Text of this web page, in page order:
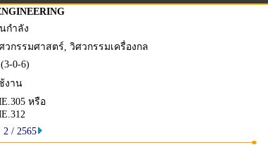
กำลัง
วกรรมศาสตร์, วิศวกรรมเครื่องกล
0-6)
งาน
หรือ
2 / 2565